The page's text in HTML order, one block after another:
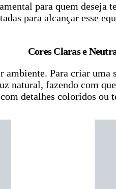
para quem
para alcançar esse
Cores Claras e
Para criar uma
natural, fazendo com
detalhes coloridos ou